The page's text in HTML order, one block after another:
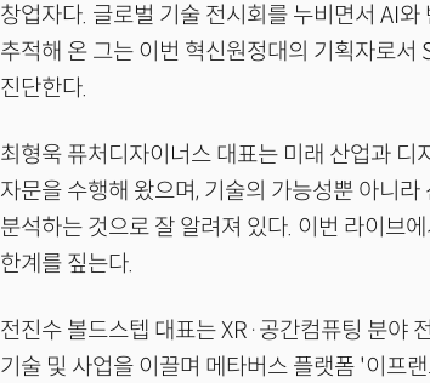
창업자다. 글로벌 기술 전시회를 누비면서 AI
추적해 온 그는 이번 혁신원정대의 기획자로
진단한다.
최형욱 퓨처디자이너스 대표는 미래 산업과
자문을 수행해 왔으며, 기술의 가능성뿐 아니
분석하는 것으로 잘 알려져 있다. 이번 라이브
한계를 짚는다.
전진수 볼드스텝 대표는 XR·공간컴퓨팅 분야
기술 및 사업을 이끌며 메타버스 플랫폼 '이프